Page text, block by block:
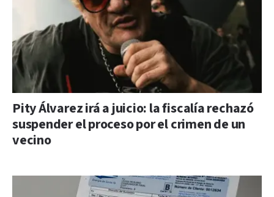
Pity Álvarez irá a juicio: la fiscalía rechazó
suspender el proceso por el crimen de un
vecino